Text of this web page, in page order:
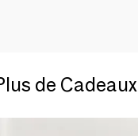
de Cadeaux